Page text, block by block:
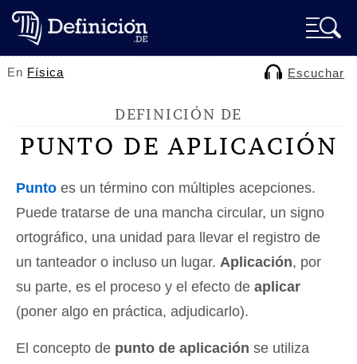
En Física Escuchar
DEFINICIÓN DE
PUNTO DE APLICACIÓN
Punto es un término con múltiples acepciones.
Puede tratarse de una mancha circular, un signo
ortográfico, una unidad para llevar el registro de
un tanteador o incluso un lugar. Aplicación, por
su parte, es el proceso y el efecto de aplicar
(poner algo en práctica, adjudicarlo).
El concepto de punto de aplicación se utiliza